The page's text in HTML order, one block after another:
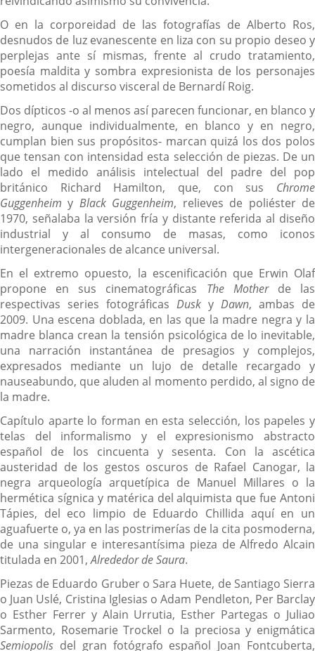
O en la corporeidad de las fotografías de Alberto Ros,
desnudos de luz evanescente en liza con su propio deseo y
perplejas ante sí mismas, frente al crudo tratamiento,
poesía maldita y sombra expresionista de los personajes
sometidos al discurso visceral de Bernardí Roig.
Dos dípticos -o al menos así parecen funcionar, en blanco y
negro, aunque individualmente, en blanco y en negro,
cumplan bien sus propósitos- marcan quizá los dos polos
que tensan con intensidad esta selección de piezas. De un
lado el medido análisis intelectual del padre del pop
británico Richard Hamilton, que, con sus Chrome
Guggenheim y Black Guggenheim, relieves de poliéster de
1970, señalaba la versión fría y distante referida al diseño
industrial y al consumo de masas, como iconos
intergeneracionales de alcance universal.
En el extremo opuesto, la escenificación que Erwin Olaf
propone en sus cinematográficas The Motherde las
respectivas series fotográficas Dusk y Dawn, ambas de
2009. Una escena doblada, en las que la madre negra y la
madre blanca crean la tensión psicológica de lo inevitable,
una narración instantánea de presagios y complejos,
expresados mediante un lujo de detalle recargado y
nauseabundo, que aluden al momento perdido, al signo de
la madre.
Capítulo aparte lo forman en esta selección, los papeles y
telas del informalismo y el expresionismo abstracto
español de los cincuenta y sesenta. Con la ascética
austeridad de los gestos oscuros de Rafael Canogar, la
negra arqueología arquetípica de Manuel Millares o la
hermética sígnica y matérica del alquimista que fue Antoni
Tápies, del eco limpio de Eduardo Chillida aquí en un
aguafuerte o, ya en las postrimerías de la cita posmoderna,
de una singular e interesantísima pieza de Alfredo Alcain
titulada en 2001,Alrededor de Saura.
Piezas de Eduardo Gruber o Sara Huete, de Santiago Sierra
o Juan Uslé, Cristina Iglesias o Adam Pendleton, Per Barclay
o Esther Ferrer y Alain Urrutia, Esther Partegas o Juliao
Sarmento, Rosemarie Trockel o la preciosa y enigmática
Semiopolis del gran fotógrafo español Joan Fontcuberta,